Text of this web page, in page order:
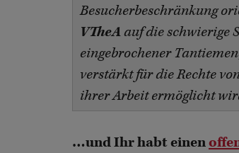
Besucherbeschränkung
VTheA auf die schwierige
eingebrochener
verstärkt für die Rechte
ihrer Arbeit ermöglicht
…und Ihr habt einen